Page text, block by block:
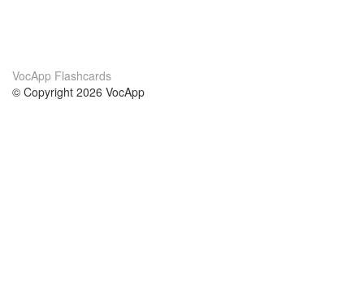
VocApp Flashcards
© Copyright 2026 VocApp